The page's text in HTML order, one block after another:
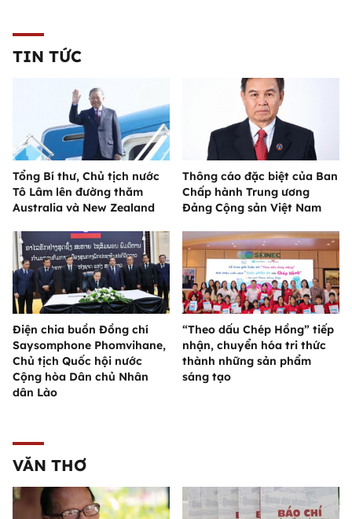
TIN TỨC
Tổng Bí thư, Chủ tịch nước
Tô Lâm lên đường thăm
Australia và New Zealand
Thông cáo đặc biệt của Ban
Chấp hành Trung ương
Đảng Cộng sản Việt Nam
Điện chia buồn Đồng chí
Saysomphone Phomvihane,
Chủ tịch Quốc hội nước
Cộng hòa Dân chủ Nhân
dân Lào
“Theo dấu Chép Hồng” tiếp
nhận, chuyển hóa tri thức
thành những sản phẩm
sáng tạo
VĂN THƠ